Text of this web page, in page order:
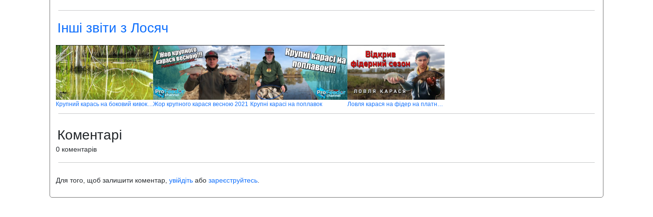
Інші звіти з Лосяч
Крупний карась на боковий кивок в жаруЖор крупного карася весною 2021 Крупні карасі на поплавок Ловля карася на фідер на платнику 2020
Коментарі
0 коментарів
Для того, щоб залишити коментар, увійдіть або зареєструйтесь